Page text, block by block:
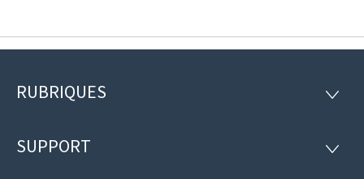
Pied
page
RUBRIQUES
SUPPORT